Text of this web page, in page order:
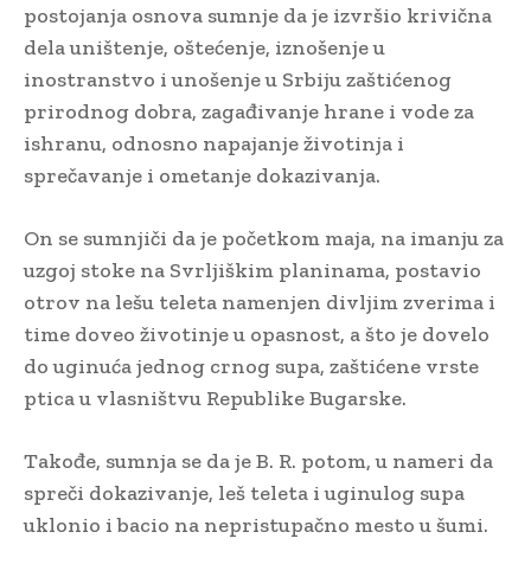
postojanja osnova sumnje da je izvršio krivična
dela uništenje, oštećenje, iznošenje u
inostranstvo i unošenje u Srbiju zaštićenog
prirodnog dobra, zagađivanje hrane i vode za
ishranu, odnosno napajanje životinja i
sprečavanje i ometanje dokazivanja.
On se sumnjiči da je početkom maja, na imanju za
uzgoj stoke na Svrljiškim planinama, postavio
otrov na lešu teleta namenjen divljim zverima i
time doveo životinje u opasnost, a što je dovelo
do uginuća jednog crnog supa, zaštićene vrste
ptica u vlasništvu Republike Bugarske.
Takođe, sumnja se da je B. R. potom, u nameri da
spreči dokazivanje, leš teleta i uginulog supa
uklonio i bacio na nepristupačno mesto u šumi.